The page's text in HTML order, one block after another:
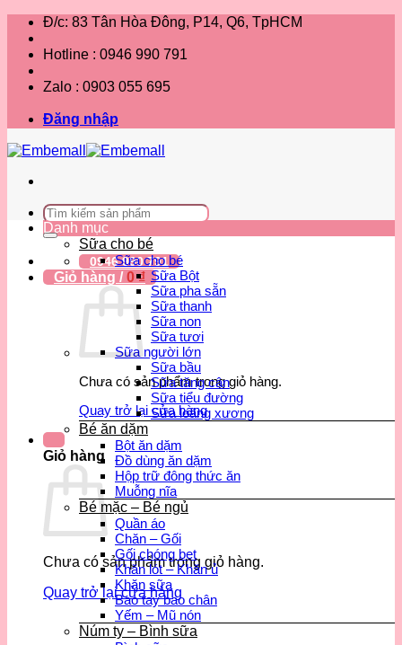
qua
dung
Đ/c: 83 Tân Hòa Đông, P14, Q6, TpHCM
Hotline : 0946 990 791
Zalo : 0903 055 695
Đăng nhập
Tìm
kiếm:
0946 990 791
Giỏ hàng / 0₫
Chưa có sản phẩm trong giỏ hàng.
Quay trở lại cửa hàng
Giỏ hàng
Chưa có sản phẩm trong giỏ hàng.
Quay trở lại cửa hàng
Danh mục
Sữa cho bé
Sữa cho bé
Sữa Bột
Sữa pha sẵn
Sữa thanh
Sữa non
Sữa tươi
Sữa người lớn
Sữa bầu
Sữa tăng cân
Sữa tiểu đường
Sữa loãng xương
Bé ăn dặm
Bột ăn dặm
Đồ dùng ăn dặm
Hộp trữ đông thức ăn
Muỗng nĩa
Bé mặc – Bé ngủ
Quần áo
Chăn – Gối
Gối chóng bẹt
Khăn lót – Khăn ủ
Khăn sữa
Bao tay bao chân
Yếm – Mũ nón
Núm ty – Bình sữa